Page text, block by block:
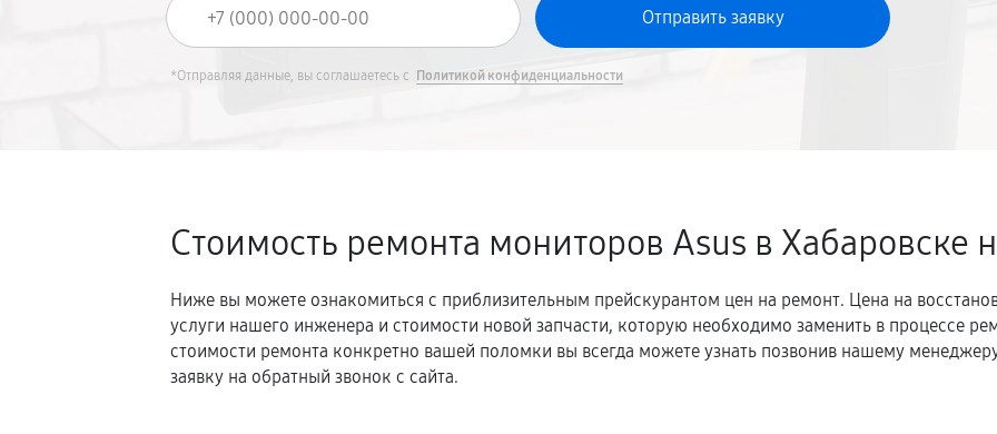
*Отправляя данные, вы соглашаетесь с Политикой конфиденциальности
Стоимость ремонта мониторов Asus в Хабаровске
Ниже вы можете ознакомиться с приблизительным прейскурантом цен на ремонт. Цена на
услуги нашего инженера и стоимости новой запчасти, которую необходимо заменить в процессе
стоимости ремонта конкретно вашей поломки вы всегда можете узнать позвонив нашему
заявку на обратный звонок с сайта.